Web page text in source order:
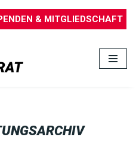
& MITGLIEDSCHAFT